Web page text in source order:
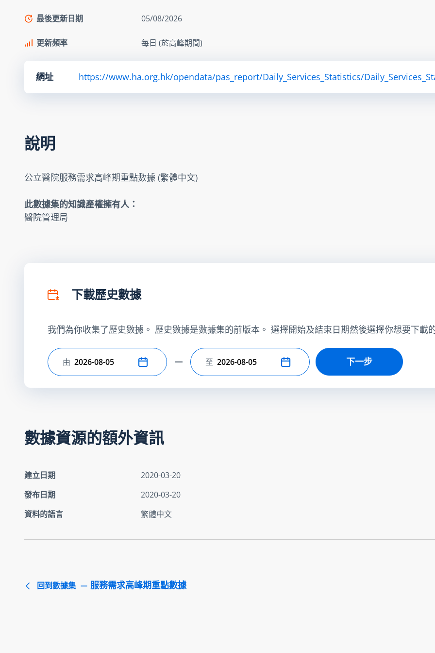
最後更新日期 05/08/2026
更新頻率 每日 (於高峰期間)
網址 https://www.ha.org.hk/opendata/pas_report/Daily_Services_Statistics/
說明
公立醫院服務需求高峰期重點數據 (繁體中文)
此數據集的知識產權擁有人：
醫院管理局
下載歷史數據
我們為你收集了歷史數據。 歷史數據是數據集的前版本。 選擇開始及結束日期然後選擇你想要下載
選擇開始日期
由 選擇結束日期
至 下一步
數據資源的額外資訊
建立日期
2020-03-20
發布日期
2020-03-20
資料的語言
繁體中文
回到數據集 服務需求高峰期重點數據